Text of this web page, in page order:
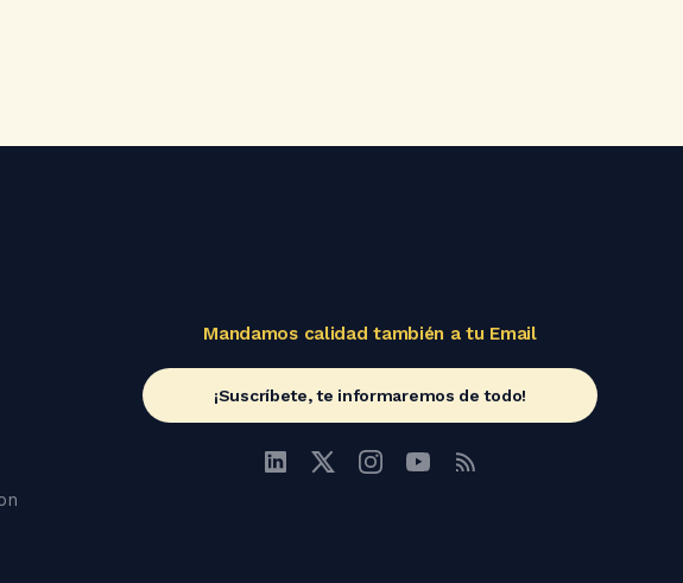
Mandamos calidad también a tu Email
¡Suscríbete, te informaremos de todo!